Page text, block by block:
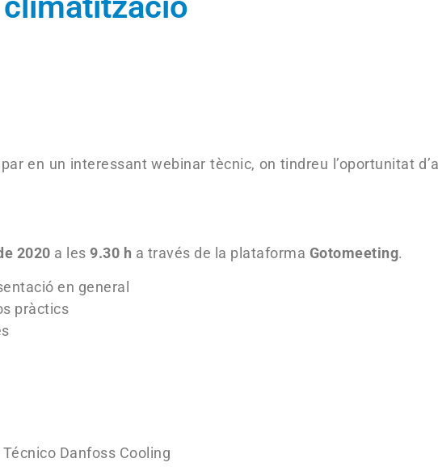
en un interessant webinar tècnic, on tindreu l’oportunitat
2020 a les 9.30 h a través de la plataforma Gotomeeting.
en general
pràctics
Danfoss Cooling